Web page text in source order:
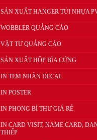
SẢN XUẤT HANGER TÚI NHỰA
WOBBLER QUẢNG CÁO
VẬT TƯ QUẢNG CÁO
SẢN XUẤT HỘP BÌA CỨNG
IN TEM NHÃN DECAL
IN POSTER
IN PHONG BÌ THƯ GIÁ RẺ
IN CARD VISIT, NAME CARD,
THIẾP
Wobbler quảng cáo